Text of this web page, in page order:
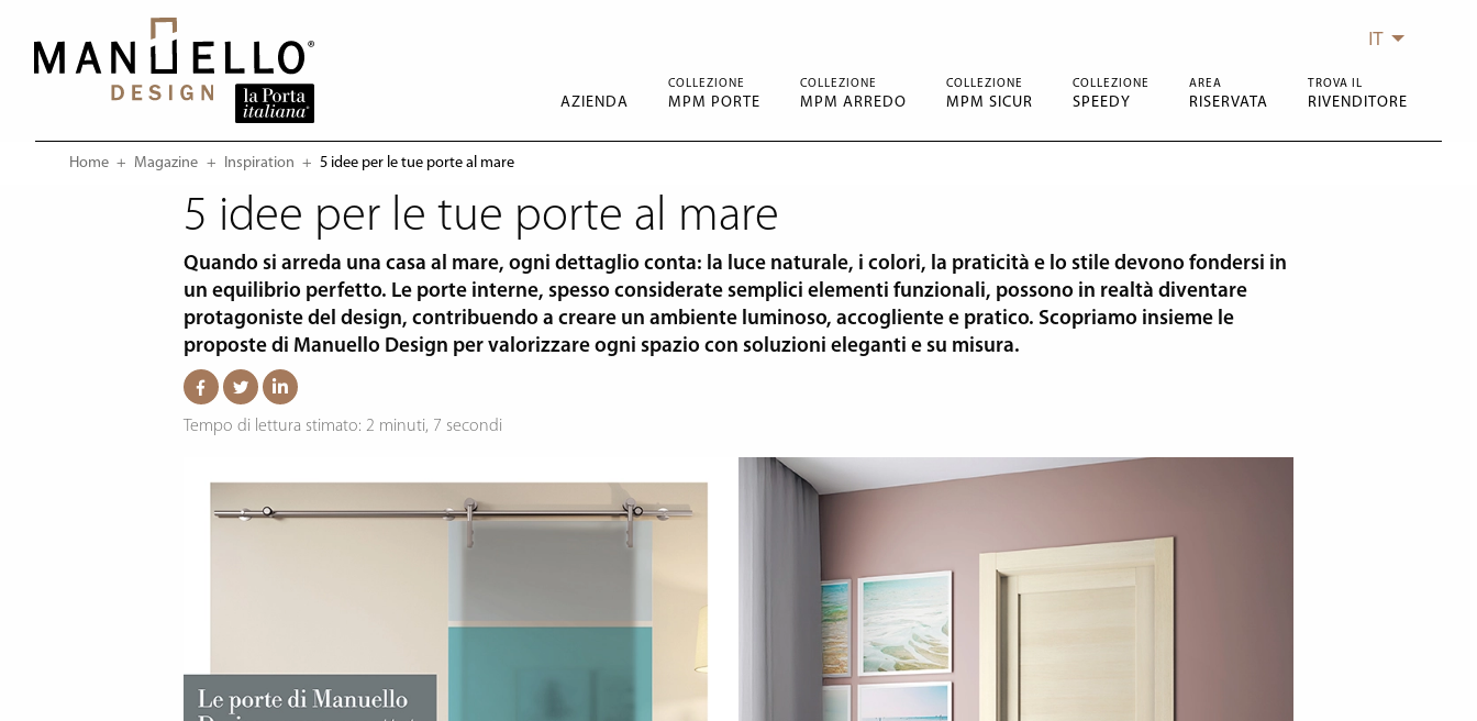
AZIENDA
COLLEZIONE
MPM PORTE
COLLEZIONE
MPM ARREDO
COLLEZIONE
MPM SICUR
COLLEZIONE
SPEEDY
AREA
RISERVATA
TROVA IL
RIVENDITORE
IT
Home Magazine Inspiration Current:
5 idee per le tue porte al mare
5 idee per le tue porte al mare
Quando si arreda una casa al mare, ogni dettaglio conta: la luce naturale, i colori, la praticità e lo stile devono fondersi in
un equilibrio perfetto. Le porte interne, spesso considerate semplici elementi funzionali, possono in realtà diventare
protagoniste del design, contribuendo a creare un ambiente luminoso, accogliente e pratico. Scopriamo insieme le
proposte di Manuello Design per valorizzare ogni spazio con soluzioni eleganti e su misura.
Tempo di lettura stimato: 2 minuti, 7 secondi